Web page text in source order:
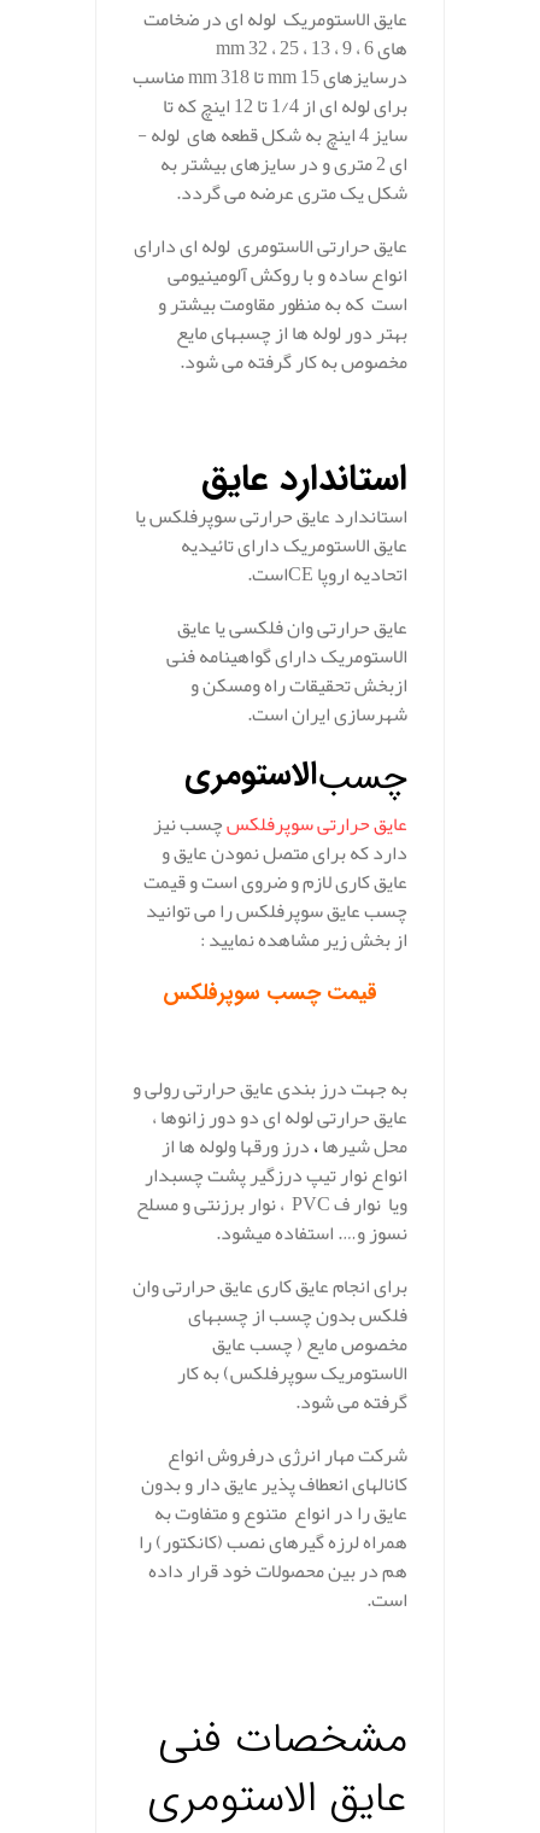
عایق الاستومریک لوله­ ای در ضخامت
های 6 ، 9 ، 13 ، 25 ، 32 mm
درسایزهای 15 mm تا 318 mm مناسب
برای لوله ­ای از 1/4 تا 12 اینچ که تا
سایز 4 اینچ به شکل قطعه های لوله ­
ای 2 متری و در سایزهای بیشتر به
شکل یک متری عرضه می گردد.
عایق حرارتی الاستومری لوله ­ای دارای
انواع ساده و با روکش آلومینیومی
است که به منظور مقاومت بیشتر و
بهتر دور لوله­ ها از چسب­های مایع
مخصوص به کار گرفته می شود.
استاندارد عایق
استاندارد عایق حرارتی سوپرفلکس یا
عایق الاستومریک دارای تائیدیه
اتحادیه اروپاCEاست.
عایق حرارتی وان فلکسی یا عایق
الاستومریک دارای گواهینامه فنی
ازبخش تحقیقات راه ومسکن و
شهرسازی ایران است.
چسبالاستومری
عایق حرارتی سوپرفلکسچسب نیز
دارد که برای متصل نمودن عایق و
عایق کاری لازم و ضروی است و قیمت
چسب عایق سوپرفلکس را می توانید
از بخش زیر مشاهده نمایید :
قیمت چسب سوپرفلکس
به جهت درز بندی عایق حرارتی رولی و
عایق حرارتی لوله ­ای دو دور زانوها ،
محل شیرها،درز ورق­ها ولوله­ ها از
انواع نوار تیپ درزگیر پشت چسب­دار
ویا نوار ، نوار برزنتی و مسلح
نسوز و…. استفاده میشود.
برای انجام عایق کاری عایق حرارتی وان
فلکس بدون چسب از چسب­های
مخصوص مایع ( چسب عایق
الاستومریک سوپرفلکس) به کار
گرفته می شود.
شرکت مهار انرژی درفروش انواع
کانال­های انعطاف پذیر عایق دار و بدون
عایق را در انواع متنوع و متفاوت به
همراه لرزه گیر­های نصب (کانکتور) را
هم در بین محصولات خود قرار داده
است.
مشخصات فنی
عایق الاستومری